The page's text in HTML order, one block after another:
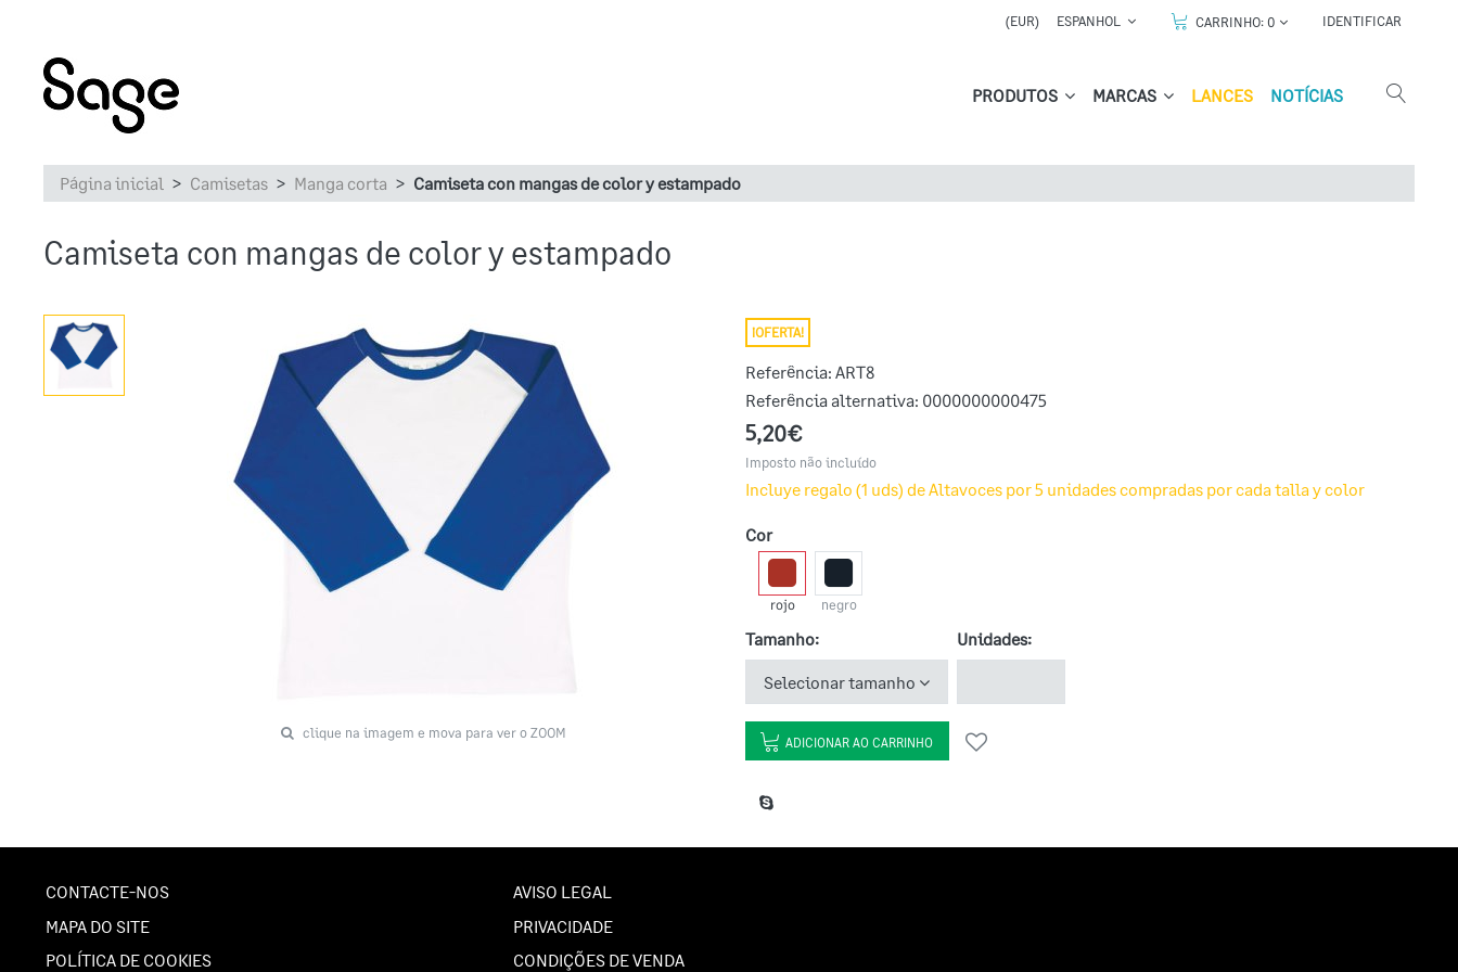
(EUR) ESPANHOL CARRINHO:0 IDENTIFICAR
PRODUTOS MARCAS LANCES NOTÍCIAS
Página inicial Camisetas Manga corta Camiseta con mangas de color y estampado
Camiseta con mangas de color y estampado
clique na imagem e mova para ver o ZOOM
¡OFERTA!
Referência: ART8
Referência alternativa: 0000000000475
5,20€
Imposto não incluído
Incluye regalo (1 uds) de Altavoces por 5 unidades compradas por cada talla y color
Cor
rojo negro
Tamanho:
Selecionar tamanho
Unidades:
ADICIONAR AO CARRINHO
CONTACTE-NOS
MAPA DO SITE
POLÍTICA DE COOKIES
AVISO LEGAL
PRIVACIDADE
CONDIÇÕES DE VENDA